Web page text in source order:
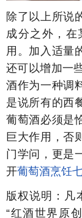
除了以上所说
成分之外，在
用。加入适量
还可以增加一
酒作为一种调
是说所有的西
葡萄酒必须是
巨大作用，否
门学问，更是
开葡萄酒烹饪
版权说明：凡
“红酒世界原